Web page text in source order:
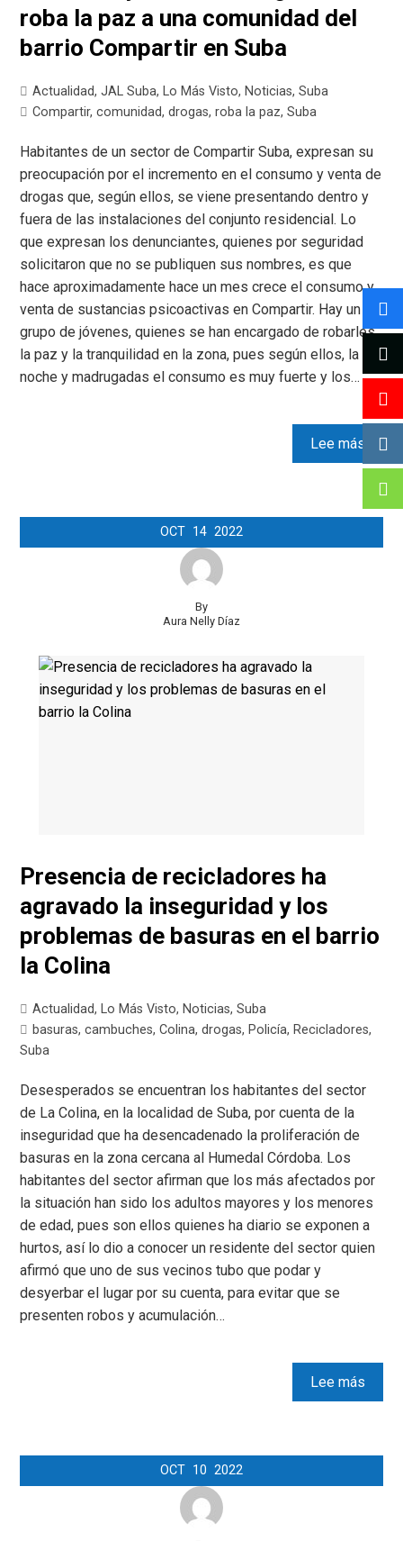
roba la paz a una comunidad del
barrio Compartir en Suba
Actualidad,JAL Suba, Lo Más Visto, Noticias,Suba
Compartir,comunidad,drogas,roba la paz,Suba
Habitantes de un sector de Compartir Suba, expresan su
preocupación por el incremento en el consumo y venta de
drogas que, según ellos, se viene presentando dentro y
fuera de las instalaciones del conjunto residencial. Lo
que expresan los denunciantes, quienes por seguridad
solicitaron que no se publiquen sus nombres, es que
hace aproximadamente hace un mes crece el consumo y
venta de sustancias psicoactivas en Compartir. Hay un
grupo de jóvenes, quienes se han encargado de robarles
la paz y la tranquilidad en la zona, pues según ellos, la
noche y madrugadas el consumo es muy fuerte y los…
Lee más
OCT 14 2022
By
Aura Nelly Díaz
Presencia de recicladores ha
agravado la inseguridad y los
problemas de basuras en el barrio
la Colina
Actualidad, Lo Más Visto, Noticias,Suba
basuras,cambuches,Colina,drogas, Policía, Recicladores,
Suba
Desesperados se encuentran los habitantes del sector
de La Colina, en la localidad de Suba, por cuenta de la
inseguridad que ha desencadenado la proliferación de
basuras en la zona cercana al Humedal Córdoba. Los
habitantes del sector afirman que los más afectados por
la situación han sido los adultos mayores y los menores
de edad, pues son ellos quienes ha diario se exponen a
hurtos, así lo dio a conocer un residente del sector quien
afirmó que uno de sus vecinos tubo que podar y
desyerbar el lugar por su cuenta, para evitar que se
presenten robos y acumulación…
Lee más
OCT 10 2022